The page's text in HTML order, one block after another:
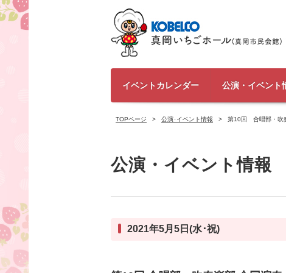
イベントカレンダー 公演・イベント
TOPページ 公演･イベント情報 第10回 合唱部・吹
公演・イベント情報
2021年5月5日(水･祝)